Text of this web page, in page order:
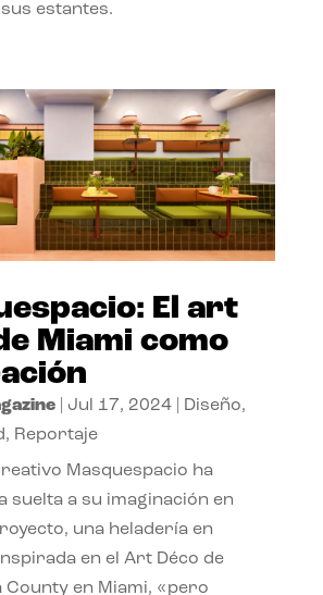
estantes.
El art
Miami como
| Jul 17, 2024| Diseño,
, Reportaje
Masquespacio ha
suelta a su imaginación en
una heladería en
en el Art Déco de
County en Miami, «pero